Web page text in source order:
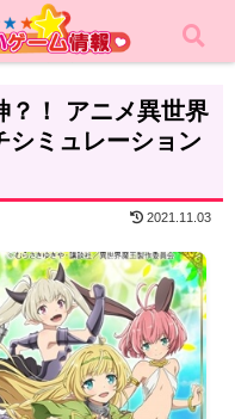
レーション
？！ アニメ異世界
シミュレーション
2021.11.03